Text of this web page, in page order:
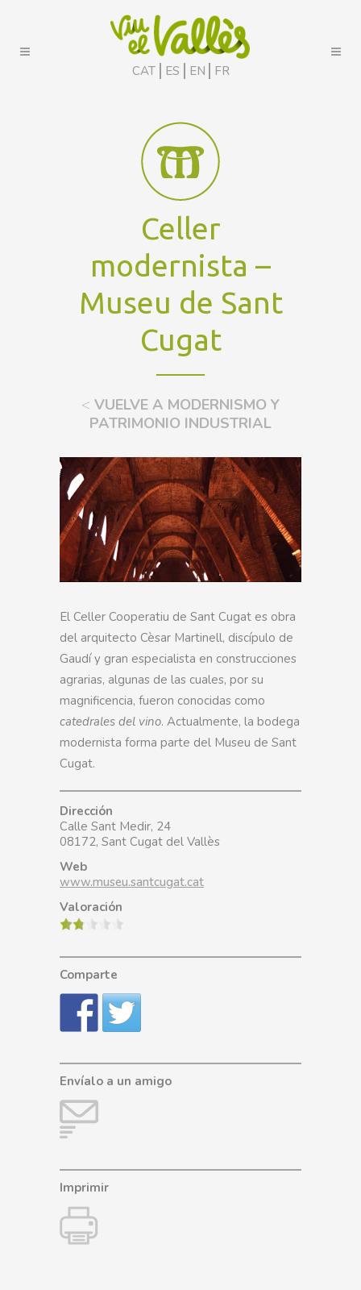
CAT ES EN FR
Celler
modernista –
Museu de Sant
Cugat
< VUELVE A MODERNISMO Y
PATRIMONIO INDUSTRIAL
El Celler Cooperatiu de Sant Cugat es obra
del arquitecto Cèsar Martinell, discípulo de
Gaudí y gran especialista en construcciones
agrarias, algunas de las cuales, por su
magnificencia, fueron conocidas como
catedrales del vino. Actualmente, la bodega
modernista forma parte del Museu de Sant
Cugat.
Dirección
Calle Sant Medir, 24
08172, Sant Cugat del Vallès
Web
www.museu.santcugat.cat
Valoración
Comparte
Envíalo a un amigo
Imprimir